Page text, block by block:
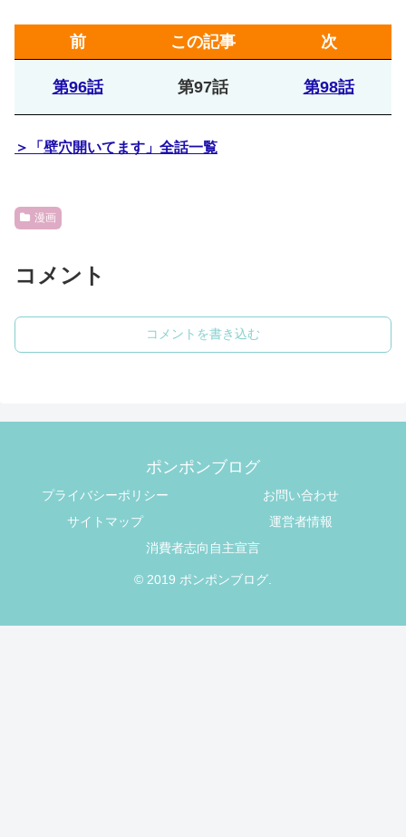
前 この記事 次
第96話 第97話 第98話
＞「壁穴開いてます」全話一覧
漫画
コメント
コメントを書き込む
ポンポンブログ
プライバシーポリシー
お問い合わせ
サイトマップ
運営者情報
消費者志向自主宣言
© 2019 ポンポンブログ.